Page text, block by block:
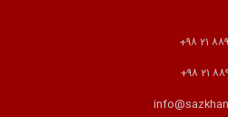
٩٨+
٩٨+